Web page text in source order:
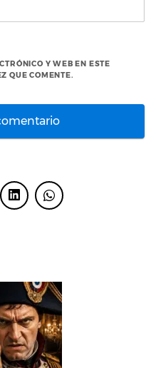
Y WEB EN ESTE
QUE COMENTE.